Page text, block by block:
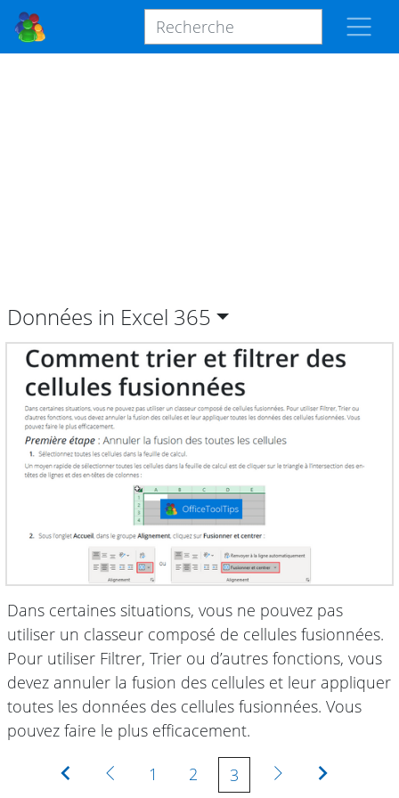
Données in Excel 365
Dans certaines situations, vous ne pouvez pas
utiliser un classeur composé de cellules fusionnées.
Pour utiliser Filtrer, Trier ou d’autres fonctions, vous
devez annuler la fusion des cellules et leur appliquer
toutes les données des cellules fusionnées. Vous
pouvez faire le plus efficacement.
PremièrePrécédente
1 2 3 Suivante